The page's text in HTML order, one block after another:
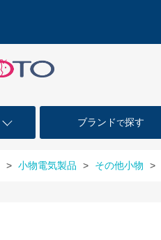
ブランドで探す
> 小物電気製品 > その他小物 >